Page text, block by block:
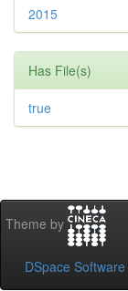
2015
Has File(s)
true
Theme by
DSpace Software